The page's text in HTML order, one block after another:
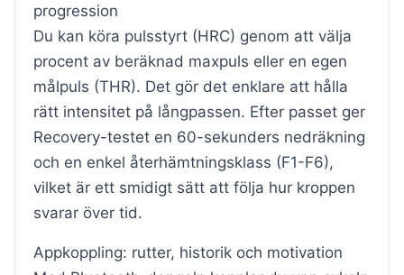
progression
Du kan köra pulsstyrt (HRC) genom att välja
procent av beräknad maxpuls eller en egen
målpuls (THR). Det gör det enklare att hålla
rätt intensitet på långpassen. Efter passet ger
Recovery-testet en 60-sekunders nedräkning
och en enkel återhämtningsklass (F1-F6),
vilket är ett smidigt sätt att följa hur kroppen
svarar över tid.
Appkoppling: rutter, historik och motivation